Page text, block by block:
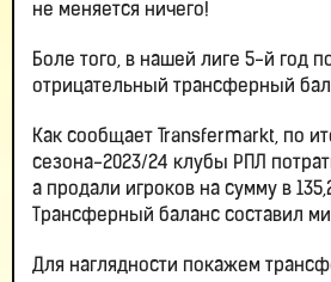
не меняется ничего!
Боле того, в нашей лиге 5-й год
отрицательный трансферный
Как сообщает Transfermarkt, по
сезона-2023/24 клубы РПЛ
а продали игроков на сумму в
Трансферный баланс составил
Для наглядности покажем